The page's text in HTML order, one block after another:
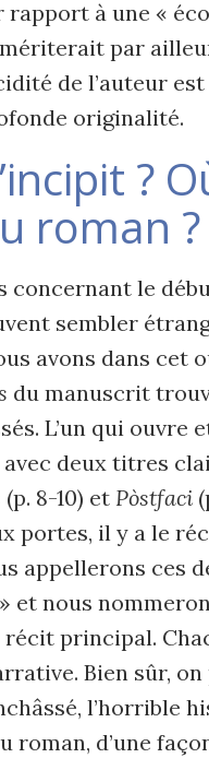
à une «
par
de l’auteur
originalité.
?
roman ?
concernant le
sembler
avons dans cet
du manuscrit
L’un qui ouvre
deux titres
(p. 8-10) et Pòstfaci
portes, il y a le
appellerons ces
et nous
récit principal.
Bien sûr,
l’horrible
roman, d’une